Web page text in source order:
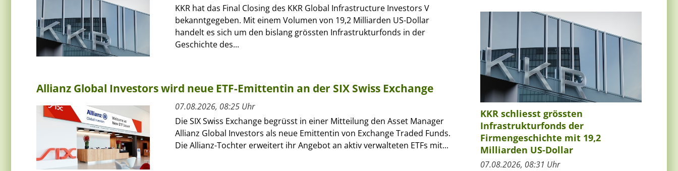
KKR hat das Final Closing des KKR Global Infrastructure Investors V
bekanntgegeben. Mit einem Volumen von 19,2 Milliarden US-Dollar
handelt es sich um den bislang grössten Infrastrukturfonds in der
Geschichte des...
Allianz Global Investors wird neue ETF-Emittentin an der SIX Swiss Exchange
07.08.2026, 08:25 Uhr
Die SIX Swiss Exchange begrüsst in einer Mitteilung den Asset Manager
Allianz Global Investors als neue Emittentin von Exchange Traded Funds.
Die Allianz-Tochter erweitert ihr Angebot an aktiv verwalteten ETFs mit...
KKR schliesst grössten
Infrastrukturfonds der
Firmengeschichte mit 19,2
Milliarden US-Dollar
07.08.2026, 08:31 Uhr